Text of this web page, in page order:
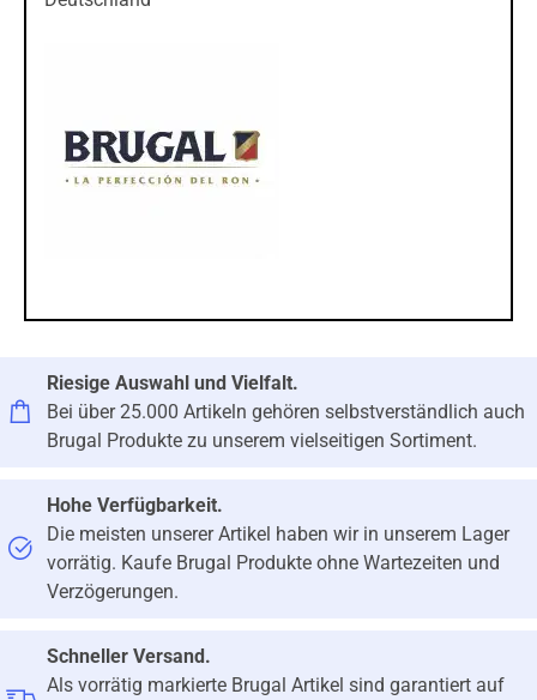
Riesige Auswahl und Vielfalt.
Bei über 25.000 Artikeln gehören selbstverständlich auch
Brugal Produkte zu unserem vielseitigen Sortiment.
Hohe Verfügbarkeit.
Die meisten unserer Artikel haben wir in unserem Lager
vorrätig. Kaufe Brugal Produkte ohne Wartezeiten und
Verzögerungen.
Schneller Versand.
Als vorrätig markierte Brugal Artikel sind garantiert auf